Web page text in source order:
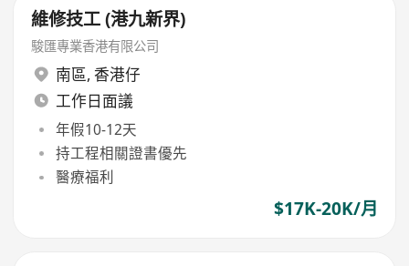
維修技工 (港九新界)
駿匯專業香港有限公司
南區, 香港仔
工作日面議
年假10-12天
持工程相關證書優先
醫療福利
$17K-20K/月